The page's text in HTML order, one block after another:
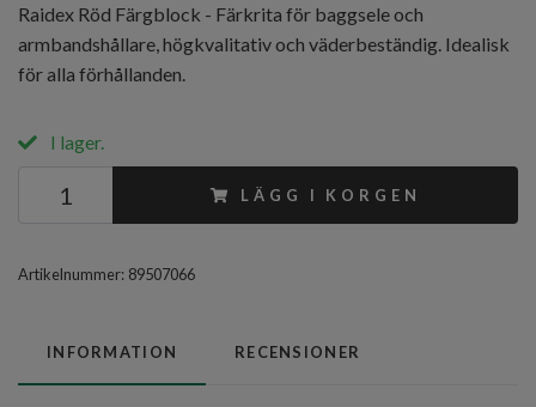
Raidex Röd Färgblock - Färkrita för baggsele och
armbandshållare, högkvalitativ och väderbeständig. Idealisk
för alla förhållanden.
I lager.
LÄGG I KORGEN
Artikelnummer: 89507066
INFORMATION RECENSIONER